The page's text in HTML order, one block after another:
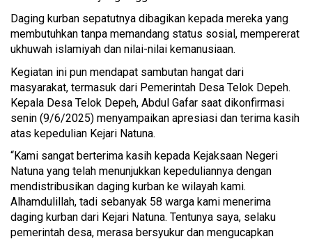
Daging kurban sepatutnya dibagikan kepada mereka yang
membutuhkan tanpa memandang status sosial, mempererat
ukhuwah islamiyah dan nilai-nilai kemanusiaan.
Kegiatan ini pun mendapat sambutan hangat dari
masyarakat, termasuk dari Pemerintah Desa Telok Depeh.
Kepala Desa Telok Depeh, Abdul Gafar saat dikonfirmasi
senin (9/6/2025) menyampaikan apresiasi dan terima kasih
atas kepedulian Kejari Natuna.
“Kami sangat berterima kasih kepada Kejaksaan Negeri
Natuna yang telah menunjukkan kepeduliannya dengan
mendistribusikan daging kurban ke wilayah kami.
Alhamdulillah, tadi sebanyak 58 warga kami menerima
daging kurban dari Kejari Natuna. Tentunya saya, selaku
pemerintah desa, merasa bersyukur dan mengucapkan